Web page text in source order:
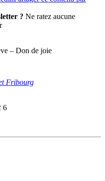
? Ne ratez aucune
– Don de joie
Fribourg
6